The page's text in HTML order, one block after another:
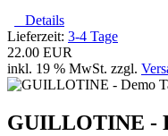
Details
Lieferzeit: 3-4 Tage
22.00 EUR
inkl. 19 % MwSt. zzgl.
GUILLOTINE -